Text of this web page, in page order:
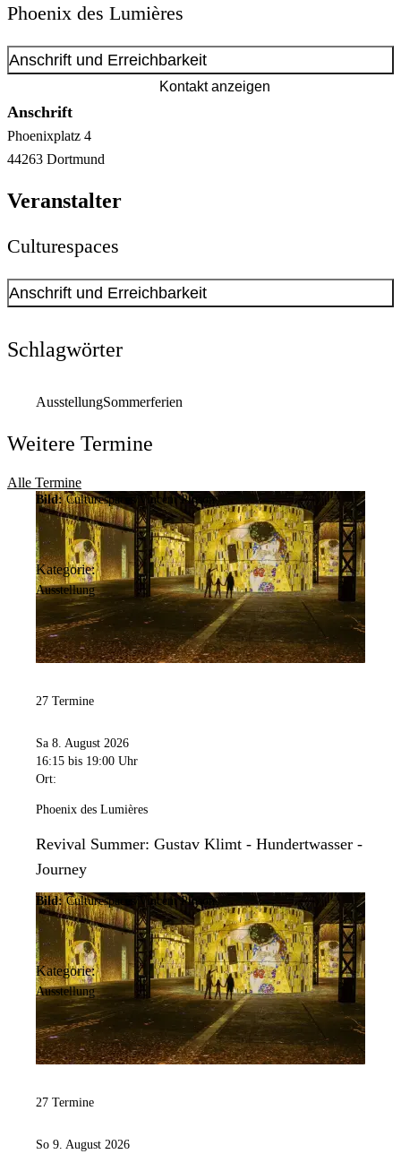
Phoenix des Lumières
Anschrift und Erreichbarkeit
Kontakt anzeigen
Anschrift
Phoenixplatz 4
44263 Dortmund
Veranstalter
Culturespaces
Anschrift und Erreichbarkeit
Schlagwörter
AusstellungSommerferien
Weitere Termine
Alle Termine
Bild: Culturespaces/Vincent Pinson
Kategorie:
Ausstellung
27 Termine
Sa 8. August 2026
16:15 bis 19:00 Uhr
Ort:
Phoenix des Lumières
Revival Summer: Gustav Klimt - Hundertwasser -
Journey
Bild: Culturespaces/Vincent Pinson
Kategorie:
Ausstellung
27 Termine
So 9. August 2026